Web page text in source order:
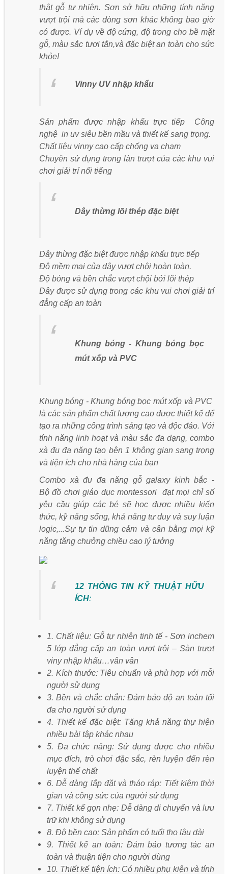
thât gỗ tự nhiên. Sơn sở hữu những tính năng
vượt trội mà các dòng sơn khác không bao giờ
có được. Ví dụ về độ cứng, độ trong cho bề mặt
gỗ, màu sắc tươi tắn,và đặc biệt an toàn cho sức
khỏe!
Vinny UV nhập khẩu
Sản phẩm được nhập khẩu trực tiếp Công
nghệ in uv siêu bền mầu và thiết kế sang trọng.
Chất liệu vinny cao cấp chống va chạm
Chuyên sử dụng trong làn trượt của các khu vui
chơi giải trí nổi tiếng
Dây thừng lõi thép đặc biệt
Dây thừng đặc biệt được nhập khẩu trực tiếp
Độ mềm mại của dây vượt chội hoàn toàn.
Độ bóng và bền chắc vượt chội bởi lõi thép
Dây được sử dụng trong các khu vui chơi giải trí
đẳng cấp an toàn
Khung bóng - Khung bóng bọc
mút xốp và PVC
Khung bóng - Khung bóng bọc mút xốp và PVC
là các sản phẩm chất lượng cao được thiết kế để
tạo ra những công trình sáng tạo và độc đáo. Với
tính năng linh hoạt và màu sắc đa dạng, combo
xà đu đa năng tạo bên 1 không gian sang trọng
và tiện ích cho nhà hàng của bạn
Combo xà đu đa năng gỗ galaxy kinh bắc -
Bộ đồ chơi giáo dục montessori đạt mọi chỉ số
yêu cầu giúp các bé sẽ học được nhiều kiến
thức, kỹ năng sống, khả năng tư duy và suy luận
logic,...Sự tự tin dũng cảm và cân bằng mọi kỹ
năng tăng chưởng chiều cao lý tưởng
12 THÔNG TIN KỸ THUẬT HỮU
ÍCH:
1. Chất liệu: Gỗ tự nhiên tinh tế - Sơn inchem
5 lớp đẳng cấp an toàn vượt trội – Sàn trượt
viny nhập khẩu…vân vân
2. Kích thước: Tiêu chuẩn và phù hợp với mỗi
người sử dụng
3. Bền và chắc chắn: Đảm bảo độ an toàn tối
đa cho người sử dụng
4. Thiết kế đặc biệt: Tăng khả năng thự hiện
nhiều bài tập khác nhau
5. Đa chức năng: Sử dụng được cho nhiều
mục đích, trò chơi đặc sắc, rèn luyện đến rèn
luyện thể chất
6. Dễ dàng lắp đặt và tháo ráp: Tiết kiệm thời
gian và công sức của người sử dụng
7. Thiết kế gọn nhẹ: Dễ dàng di chuyển và lưu
trữ khi không sử dụng
8. Độ bền cao: Sản phẩm có tuổi thọ lâu dài
9. Thiết kế an toàn: Đảm bảo tương tác an
toàn và thuận tiện cho người dùng
10. Thiết kế tiện ích: Có nhiều phụ kiện và tính